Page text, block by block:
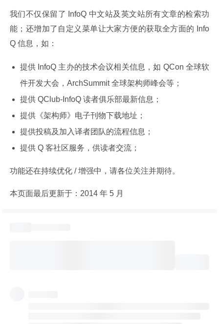
我们不仅保留了 InfoQ 中文站及英文站所有文章的检索功
能；还增加了自定义菜单让大家方便的获取全方面的 Info
Q 信息，如：
提供 InfoQ 主办的技术会议相关信息，如 QCon 全球软
件开发大会，ArchSummit 全球架构师峰会等；
提供 QClub-InfoQ 读者俱乐部最新信息；
提供《架构师》电子刊物下载地址；
提供投稿及加入译者团队的流程信息；
提供 Q 客社区服务，供读者交流；
功能还在持续优化 / 增强中，请各位关注并期待。
本页面最后更新于：2014 年 5 月